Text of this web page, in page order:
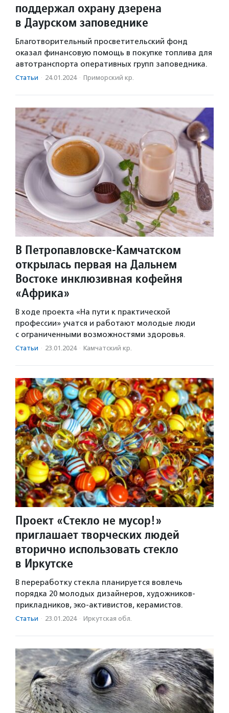
поддержал охрану дзерена
в Даурском заповеднике
Благотворительный просветительский фонд
оказал финансовую помощь в покупке топлива для
автотранспорта оперативных групп заповедника.
Статьи · 24.01.2024 · Приморский кр.
В Петропавловске-Камчатском
открылась первая на Дальнем
Востоке инклюзивная кофейня
«Африка»
В ходе проекта «На пути к практической
профессии» учатся и работают молодые люди
с ограниченными возможностями здоровья.
Статьи · 23.01.2024 · Камчатский кр.
Проект «Стекло не мусор!»
приглашает творческих людей
вторично использовать стекло
в Иркутске
В переработку стекла планируется вовлечь
порядка 20 молодых дизайнеров, художников-
прикладников, эко-активистов, керамистов.
Статьи · 23.01.2024 · Иркутская обл.